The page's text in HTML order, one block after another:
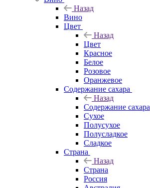
Назад
Вино
Цвет
Назад
Цвет
Красное
Белое
Розовое
Оранжевое
Содержание сахара
Назад
Содержание сахара
Сухое
Полусухое
Полусладкое
Сладкое
Страна
Назад
Страна
Россия